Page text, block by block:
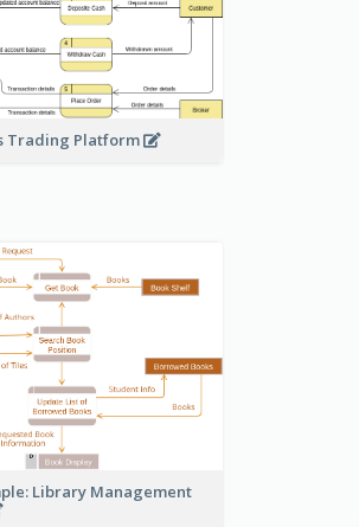
Trading Platform
Library Management